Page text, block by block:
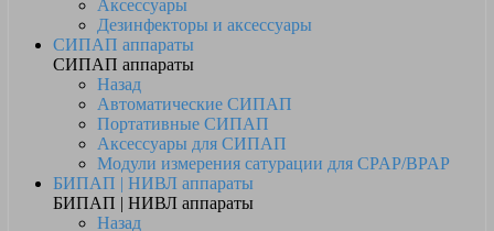
Аксессуары
Дезинфекторы и аксессуары
СИПАП аппараты
СИПАП аппараты
Назад
Автоматические СИПАП
Портативные СИПАП
Аксессуары для СИПАП
Модули измерения сатурации для CPAP/BPAP
БИПАП | НИВЛ аппараты
БИПАП | НИВЛ аппараты
Назад